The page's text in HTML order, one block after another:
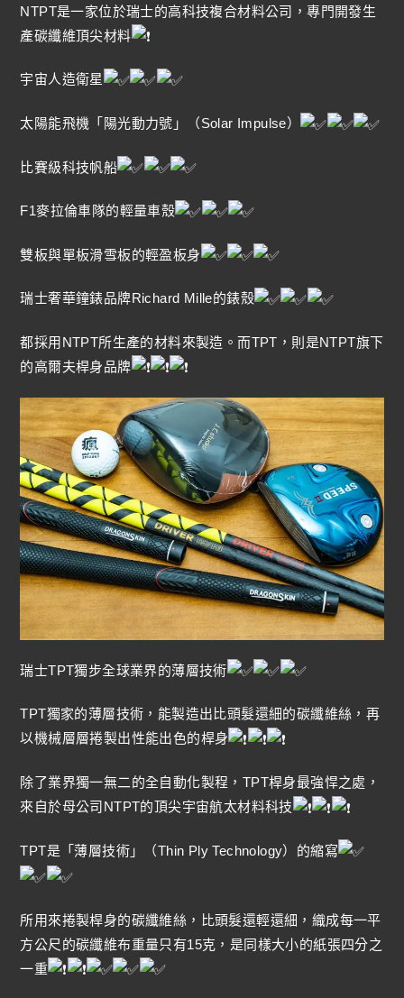
NTPT是一家位於瑞士的高科技複合材料公司，專門開發生
產碳纖維頂尖材料
宇宙人造衛星
太陽能飛機「陽光動力號」（Solar Impulse）
比賽級科技帆船
F1麥拉倫車隊的輕量車殼
雙板與單板滑雪板的輕盈板身
瑞士奢華鐘錶品牌Richard Mille的錶殼
都採用NTPT所生產的材料來製造。而TPT，則是NTPT旗下
的高爾夫桿身品牌
瑞士TPT獨步全球業界的薄層技術
TPT獨家的薄層技術，能製造出比頭髮還細的碳纖維絲，再
以機械層層捲製出性能出色的桿身
除了業界獨一無二的全自動化製程，TPT桿身最強悍之處，
來自於母公司NTPT的頂尖宇宙航太材料科技
TPT是「薄層技術」（Thin Ply Technology）的縮寫
所用來捲製桿身的碳纖維絲，比頭髮還輕還細，織成每一平
方公尺的碳纖維布重量只有15克，是同樣大小的紙張四分之
一重